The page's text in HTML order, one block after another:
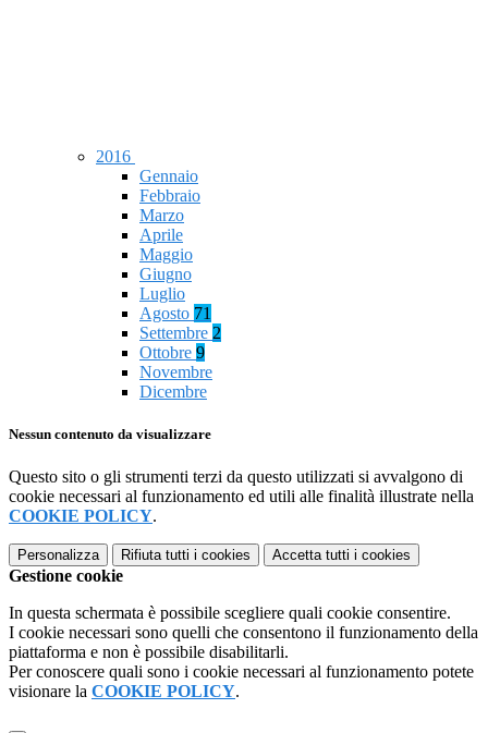
2016
Gennaio
Febbraio
Marzo
Aprile
Maggio
Giugno
Luglio
Agosto 71
Settembre 2
Ottobre 9
Novembre
Dicembre
Nessun contenuto da visualizzare
Questo sito o gli strumenti terzi da questo utilizzati si avvalgono di
cookie necessari al funzionamento ed utili alle finalità illustrate nella
COOKIE POLICY.
Personalizza Rifiuta tutti i cookies Accetta tutti i cookies
Gestione cookie
In questa schermata è possibile scegliere quali cookie consentire.
I cookie necessari sono quelli che consentono il funzionamento della
piattaforma e non è possibile disabilitarli.
Per conoscere quali sono i cookie necessari al funzionamento potete
visionare la COOKIE POLICY.